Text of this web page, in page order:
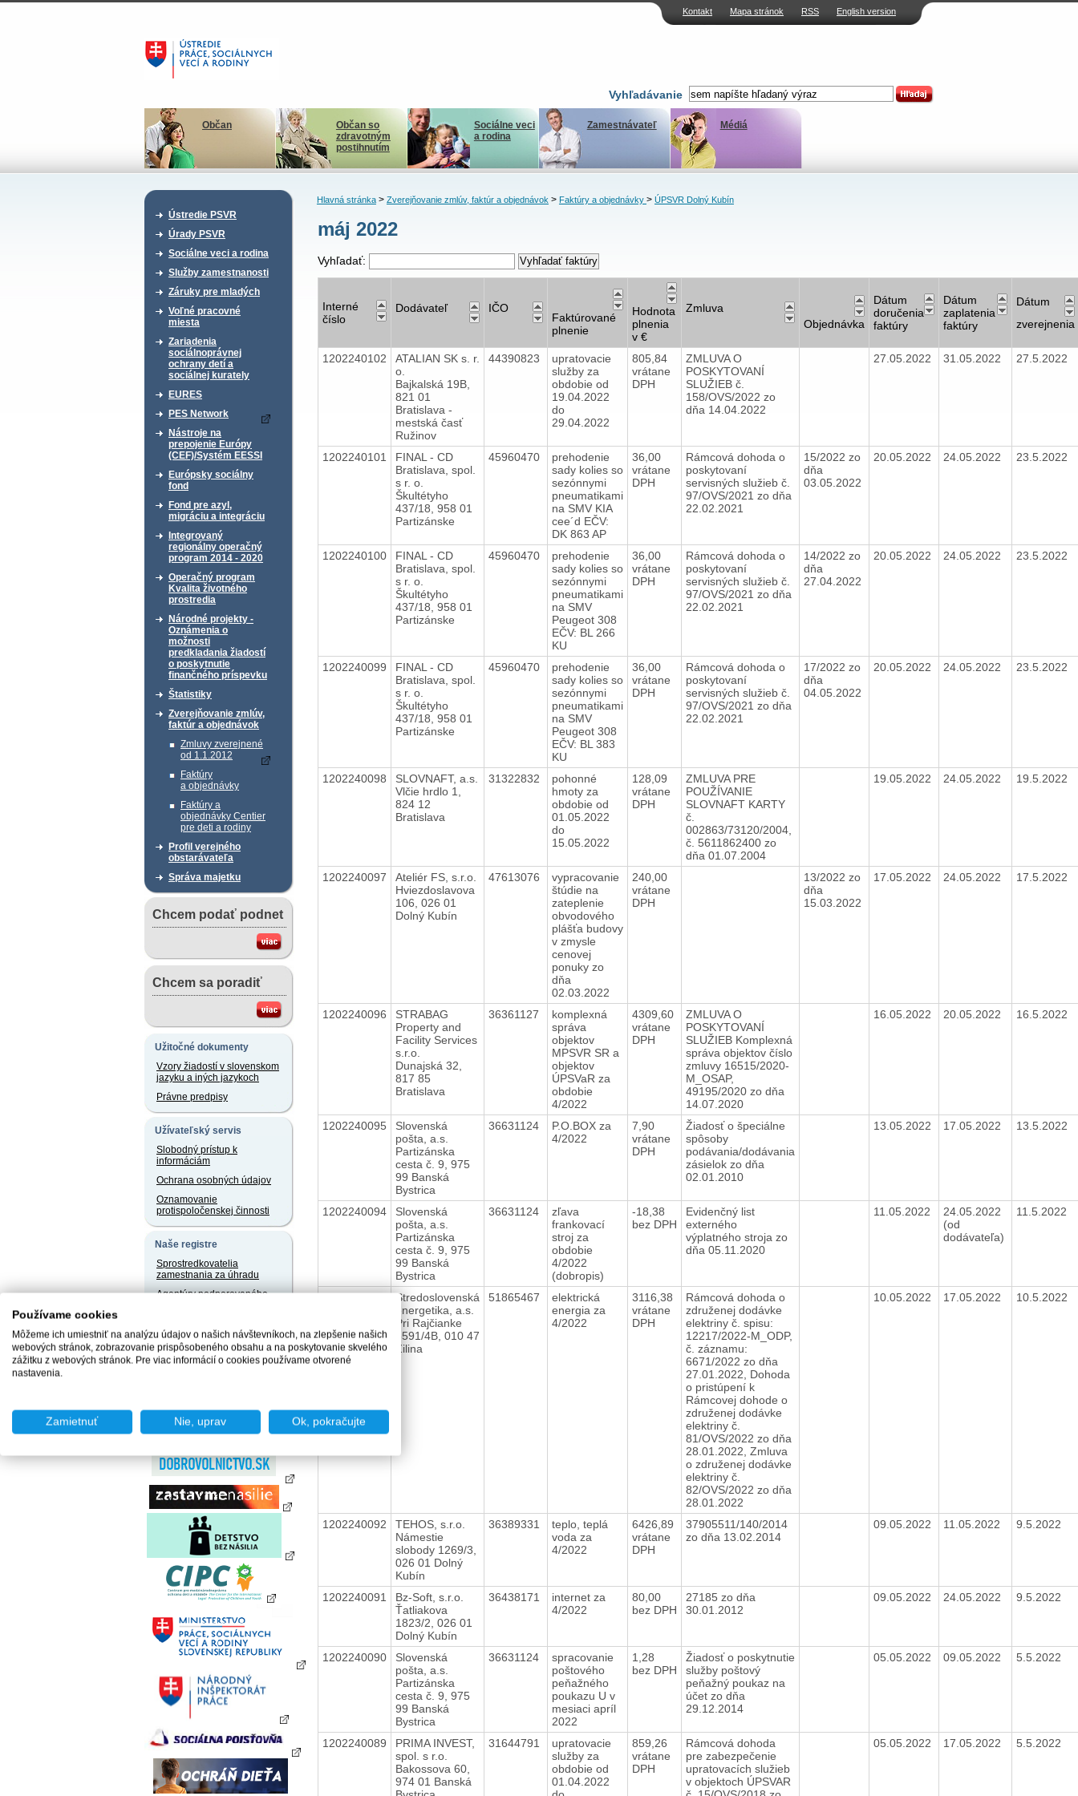
Kontakt Mapa stránok RSS English version
Vyhľadávanie
Občan
Občan so
zdravotným
postihnutím
Sociálne veci
a rodina
Zamestnávateľ Médiá
Ústredie PSVR
Úrady PSVR
Sociálne veci a rodina
Služby zamestnanosti
Záruky pre mladých
Voľné pracovné
miesta
Zariadenia
sociálnoprávnej
ochrany detí a
sociálnej kurately
EURES
PES Network
Nástroje na
prepojenie Európy
(CEF)/Systém EESSI
Európsky sociálny
fond
Fond pre azyl,
migráciu a integráciu
Integrovaný
regionálny operačný
program 2014 - 2020
Operačný program
Kvalita životného
prostredia
Národné projekty -
Oznámenia o
možnosti
predkladania žiadostí
o poskytnutie
finančného príspevku
Štatistiky
Zverejňovanie zmlúv,
faktúr a objednávok
Zmluvy zverejnené
od 1.1.2012
Faktúry
a objednávky
Faktúry a
objednávky Centier
pre deti a rodiny
Profil verejného
obstarávateľa
Správa majetku
Chcem podať podnet
Chcem sa poradiť
Užitočné dokumenty
Vzory žiadostí v slovenskom
jazyku a iných jazykoch
Právne predpisy
Užívateľský servis
Slobodný prístup k
informáciám
Ochrana osobných údajov
Oznamovanie
protispoločenskej činnosti
Naše registre
Sprostredkovatelia
zamestnania za úhradu
Agentúry podporovaného
zamestnávania
Sociálne podniky
Hlavná stránka> Zverejňovanie zmlúv, faktúr a objednávok> Faktúry a objednávky > ÚPSVR Dolný Kubín
máj 2022
Vyhľadať:
Interné
číslo
Dodávateľ IČO
Faktúrované
plnenie
Hodnota
plnenia
v €
Zmluva
Objednávka
Dátum
doručenia
faktúry
Dátum
zaplatenia
faktúry
Dátum
zverejnenia
1202240102
ATALIAN SK s. r.
o.
Bajkalská 19B,
821 01
Bratislava -
mestská časť
Ružinov
44390823
upratovacie
služby za
obdobie od
19.04.2022
do
29.04.2022
805,84
vrátane
DPH
ZMLUVA O
POSKYTOVANÍ
SLUŽIEB č.
158/OVS/2022 zo
dňa 14.04.2022
27.05.2022 31.05.2022 27.5.2022
1202240101
FINAL - CD
Bratislava, spol.
s r. o.
Škultétyho
437/18, 958 01
Partizánske
45960470
prehodenie
sady kolies so
sezónnymi
pneumatikami
na SMV KIA
cee´d EČV:
DK 863 AP
36,00
vrátane
DPH
Rámcová dohoda o
poskytovaní
servisných služieb č.
97/OVS/2021 zo dňa
22.02.2021
15/2022 zo
dňa
03.05.2022
20.05.2022 24.05.2022 23.5.2022
1202240100
FINAL - CD
Bratislava, spol.
s r. o.
Škultétyho
437/18, 958 01
Partizánske
45960470
prehodenie
sady kolies so
sezónnymi
pneumatikami
na SMV
Peugeot 308
EČV: BL 266
KU
36,00
vrátane
DPH
Rámcová dohoda o
poskytovaní
servisných služieb č.
97/OVS/2021 zo dňa
22.02.2021
14/2022 zo
dňa
27.04.2022
20.05.2022 24.05.2022 23.5.2022
1202240099
FINAL - CD
Bratislava, spol.
s r. o.
Škultétyho
437/18, 958 01
Partizánske
45960470
prehodenie
sady kolies so
sezónnymi
pneumatikami
na SMV
Peugeot 308
EČV: BL 383
KU
36,00
vrátane
DPH
Rámcová dohoda o
poskytovaní
servisných služieb č.
97/OVS/2021 zo dňa
22.02.2021
17/2022 zo
dňa
04.05.2022
20.05.2022 24.05.2022 23.5.2022
1202240098
SLOVNAFT, a.s.
Vlčie hrdlo 1,
824 12
Bratislava
31322832
pohonné
hmoty za
obdobie od
01.05.2022
do
15.05.2022
128,09
vrátane
DPH
ZMLUVA PRE
POUŽÍVANIE
SLOVNAFT KARTY
č.
002863/73120/2004,
č. 5611862400 zo
dňa 01.07.2004
19.05.2022 24.05.2022 19.5.2022
1202240097
Ateliér FS, s.r.o.
Hviezdoslavova
106, 026 01
Dolný Kubín
47613076
vypracovanie
štúdie na
zateplenie
obvodového
plášťa budovy
v zmysle
cenovej
ponuky zo
dňa
02.03.2022
240,00
vrátane
DPH
13/2022 zo
dňa
15.03.2022
17.05.2022 24.05.2022 17.5.2022
1202240096
STRABAG
Property and
Facility Services
s.r.o.
Dunajská 32,
817 85
Bratislava
36361127
komplexná
správa
objektov
MPSVR SR a
objektov
ÚPSVaR za
obdobie
4/2022
4309,60
vrátane
DPH
ZMLUVA O
POSKYTOVANÍ
SLUŽIEB Komplexná
správa objektov číslo
zmluvy 16515/2020-
M_OSAP,
49195/2020 zo dňa
14.07.2020
16.05.2022 20.05.2022 16.5.2022
1202240095
Slovenská
pošta, a.s.
Partizánska
cesta č. 9, 975
99 Banská
Bystrica
36631124
P.O.BOX za
4/2022
7,90
vrátane
DPH
Žiadosť o špeciálne
spôsoby
podávania/dodávania
zásielok zo dňa
02.01.2010
13.05.2022 17.05.2022 13.5.2022
1202240094
Slovenská
pošta, a.s.
Partizánska
cesta č. 9, 975
99 Banská
Bystrica
36631124
zľava
frankovací
stroj za
obdobie
4/2022
(dobropis)
-18,38
bez DPH
Evidenčný list
externého
výplatného stroja zo
dňa 05.11.2020
11.05.2022
24.05.2022
(od
dodávateľa)
11.5.2022
1202240093
Stredoslovenská
energetika, a.s.
Pri Rajčianke
8591/4B, 010 47
Žilina
51865467
elektrická
energia za
4/2022
3116,38
vrátane
DPH
Rámcová dohoda o
združenej dodávke
elektriny č. spisu:
12217/2022-M_ODP,
č. záznamu:
6671/2022 zo dňa
27.01.2022, Dohoda
o pristúpení k
Rámcovej dohode o
združenej dodávke
elektriny č.
81/OVS/2022 zo dňa
28.01.2022, Zmluva
o združenej dodávke
elektriny č.
82/OVS/2022 zo dňa
28.01.2022
10.05.2022 17.05.2022 10.5.2022
1202240092
TEHOS, s.r.o.
Námestie
slobody 1269/3,
026 01 Dolný
Kubín
36389331
teplo, teplá
voda za
4/2022
6426,89
vrátane
DPH
37905511/140/2014
zo dňa 13.02.2014
09.05.2022 11.05.2022 9.5.2022
1202240091
Bz-Soft, s.r.o.
Ťatliakova
1823/2, 026 01
Dolný Kubín
36438171
internet za
4/2022
80,00
bez DPH
27185 zo dňa
30.01.2012
09.05.2022 24.05.2022 9.5.2022
1202240090
Slovenská
pošta, a.s.
Partizánska
cesta č. 9, 975
99 Banská
Bystrica
36631124
spracovanie
poštového
peňažného
poukazu U v
mesiaci apríl
2022
1,28
bez DPH
Žiadosť o poskytnutie
služby poštový
peňažný poukaz na
účet zo dňa
29.12.2014
05.05.2022 09.05.2022 5.5.2022
1202240089
PRIMA INVEST,
spol. s r.o.
Bakossova 60,
974 01 Banská
31644791
upratovacie
služby za
obdobie od
01.04.2022
859,26
vrátane
DPH
Rámcová dohoda
pre zabezpečenie
upratovacích služieb
v objektoch ÚPSVAR
05.05.2022 17.05.2022 5.5.2022
Používame cookies
Môžeme ich umiestniť na analýzu údajov o našich návštevníkoch, na zlepšenie našich
webových stránok, zobrazovanie prispôsobeného obsahu a na poskytovanie skvelého
zážitku z webových stránok. Pre viac informácií o cookies používame otvorené
nastavenia.
Zamietnuť Nie, uprav Ok, pokračujte